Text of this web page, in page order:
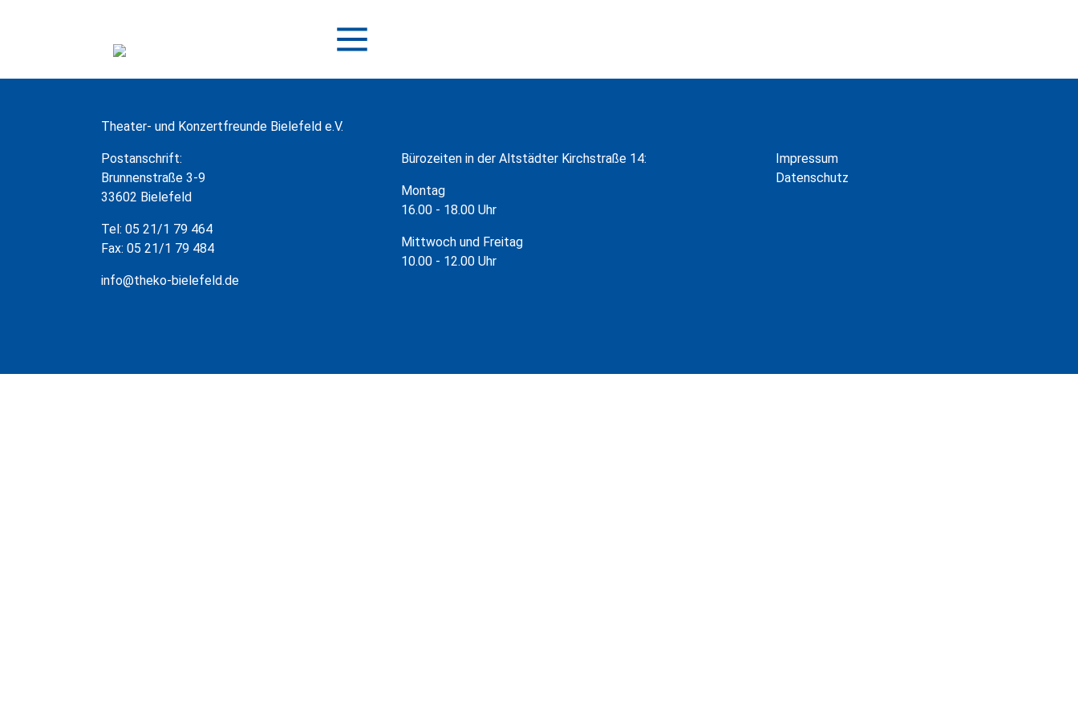
Theater- und Konzertfreunde Bielefeld e.V.
Postanschrift:
Brunnenstraße 3-9
33602 Bielefeld
Tel: 05 21/1 79 464
Fax: 05 21/1 79 484
info@theko-bielefeld.de
Bürozeiten in der Altstädter Kirchstraße 14:
Montag
16.00 - 18.00 Uhr
Mittwoch und Freitag
10.00 - 12.00 Uhr
Impressum
Datenschutz